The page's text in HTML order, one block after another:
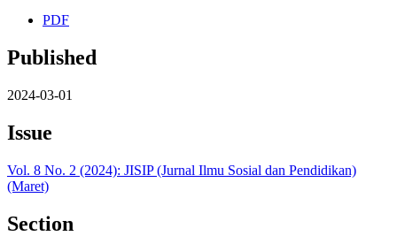
PDF
Published
2024-03-01
Issue
Vol. 8 No. 2 (2024): JISIP (Jurnal Ilmu Sosial dan Pendidikan)
(Maret)
Section